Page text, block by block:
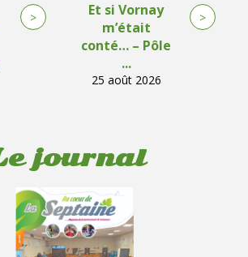
>
Et si Vornay
m’était
conté… – Pôle
...
25 août 2026
>
journal